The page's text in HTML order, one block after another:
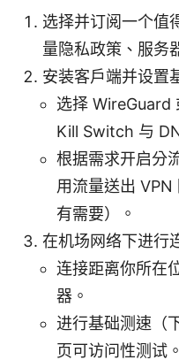
选择并订阅一个值
量隐私政策、服务
安装客户端并设置
选择 WireGuard
Kill Switch 与
根据需求开启分
用流量送出 VPN
有需要）。
在机场网络下进行
连接距离你所在
器。
进行基础测速（
页可访问性测试。